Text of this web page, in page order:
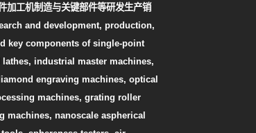
加工机制造与关键部件等研发生产销
and development, production,
key components of single-point
industrial master machines,
engraving machines, optical
machines, grating roller
machines, nanoscale aspherical